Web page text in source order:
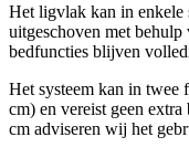
Het ligvlak kan in enkele
uitgeschoven met behulp
bedfuncties blijven
Het systeem kan in twee
cm) en vereist geen
cm adviseren wij het